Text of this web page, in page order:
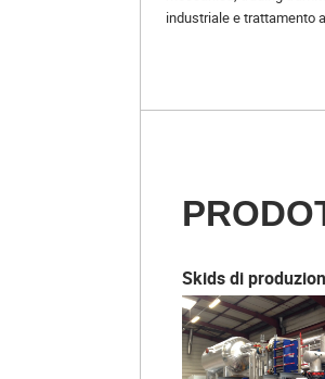
industriale e trattamento
Skids di